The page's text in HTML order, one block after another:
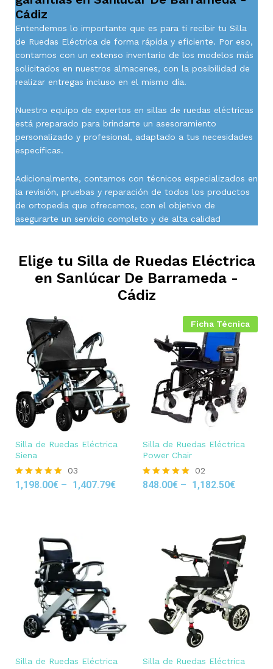
Cádiz
Entendemos lo importante que es para ti recibir tu Silla
de Ruedas Eléctrica de forma rápida y eficiente. Por eso,
contamos con un extenso inventario de los modelos más
solicitados en nuestros almacenes, con la posibilidad de
realizar entregas incluso en el mismo día.
Nuestro equipo de expertos en sillas de ruedas eléctricas
está preparado para brindarte un asesoramiento
personalizado y profesional, adaptado a tus necesidades
específicas.
Adicionalmente, contamos con técnicos especializados en
la revisión, pruebas y reparación de todos los productos
de ortopedia que ofrecemos, con el objetivo de
asegurarte un servicio completo y de alta calidad
Elige tu Silla de Ruedas Eléctrica
en Sanlúcar De Barrameda -
Cádiz
Silla de Ruedas Eléctrica
Siena
Rated
03
1,198.00€ – 1,407.79€
Ficha Técnica
Silla de Ruedas Eléctrica
Power Chair
Rated
02
848.00€ – 1,182.50€
Silla de Ruedas Eléctrica
Silla de Ruedas Eléctrica